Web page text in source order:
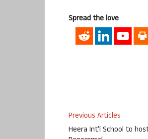
Spread the love
Previous Articles
Heera Int’l School to